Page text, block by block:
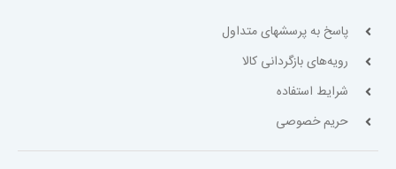
پاسخ به پرسشهای متداول
رویه‌های بازگردانی کالا
شرایط استفاده
حریم خصوصی